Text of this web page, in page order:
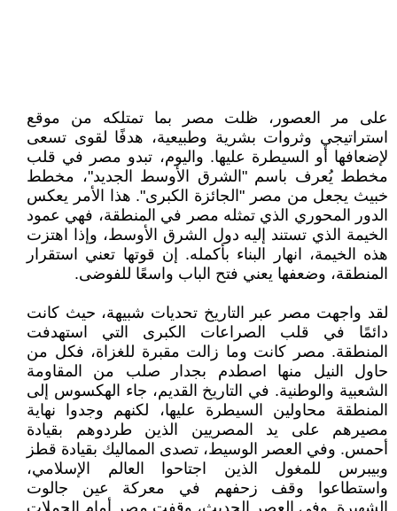
على مر العصور، ظلت مصر بما تمتلكه من موقع
استراتيجي وثروات بشرية وطبيعية، هدفًا لقوى تسعى
لإضعافها أو السيطرة عليها. واليوم، تبدو مصر في قلب
مخطط يُعرف باسم "الشرق الأوسط الجديد"، مخطط
خبيث يجعل من مصر "الجائزة الكبرى". هذا الأمر يعكس
الدور المحوري الذي تمثله مصر في المنطقة، فهي عمود
الخيمة الذي تستند إليه دول الشرق الأوسط، وإذا اهتزت
هذه الخيمة، انهار البناء بأكمله. إن قوتها تعني استقرار
المنطقة، وضعفها يعني فتح الباب واسعًا للفوضى.
لقد واجهت مصر عبر التاريخ تحديات شبيهة، حيث كانت
دائمًا في قلب الصراعات الكبرى التي استهدفت
المنطقة. مصر كانت وما زالت مقبرة للغزاة، فكل من
حاول النيل منها اصطدم بجدار صلب من المقاومة
الشعبية والوطنية. في التاريخ القديم، جاء الهكسوس إلى
المنطقة محاولين السيطرة عليها، لكنهم وجدوا نهاية
مصيرهم على يد المصريين الذين طردوهم بقيادة
أحمس. وفي العصر الوسيط، تصدى المماليك بقيادة قطز
وبيبرس للمغول الذين اجتاحوا العالم الإسلامي،
واستطاعوا وقف زحفهم في معركة عين جالوت